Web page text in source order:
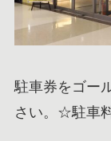
駐車券をゴー
さい。☆駐車